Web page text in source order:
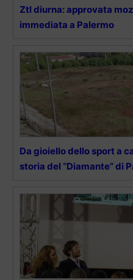
Ztl diurna: approvata
immediata a Palermo
Da gioiello dello sport a
storia del “Diamante” di